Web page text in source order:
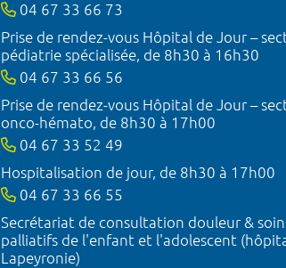
04 67 33 66 73
Prise de rendez-vous Hôpital de Jour –
pédiatrie spécialisée, de 8h30 à 16h30
04 67 33 66 56
Prise de rendez-vous Hôpital de Jour –
onco-hémato, de 8h30 à 17h00
04 67 33 52 49
Hospitalisation de jour, de 8h30 à 17h00
04 67 33 66 55
Secrétariat de consultation douleur &
palliatifs de l'enfant et l'adolescent
Lapeyronie)